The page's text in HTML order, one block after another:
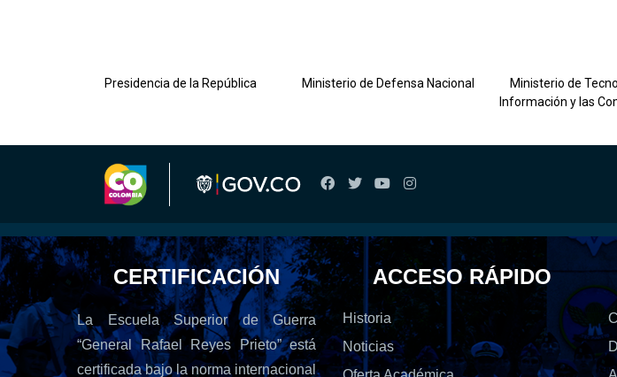
Presidencia de la República
Ministerio de Defensa Nacional
Ministerio de
Información y las
CERTIFICACIÓN
La Escuela Superior de Guerra
“General Rafael Reyes Prieto” está
certificada bajo la norma internacional
ACCESO RÁPIDO
Historia
Noticias